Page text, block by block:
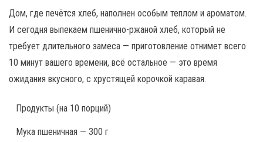
Дом, где печётся хлеб, наполнен особым теплом и ароматом.
И сегодня выпекаем пшенично-ржаной хлеб, который не
требует длительного замеса — приготовление отнимет всего
10 минут вашего времени, всё остальное — это время
ожидания вкусного, с хрустящей корочкой каравая.
Продукты (на 10 порций)
Мука пшеничная — 300 г